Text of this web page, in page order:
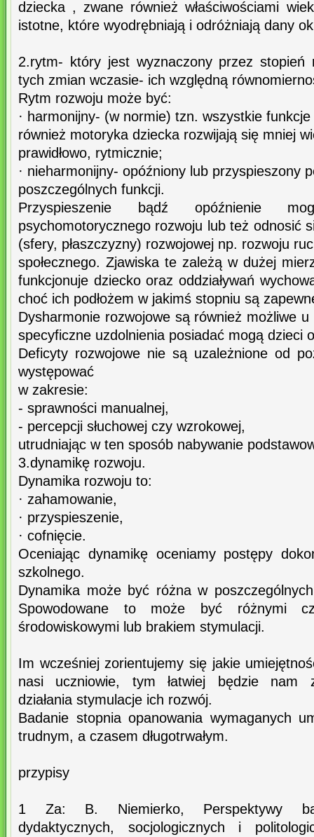
dziecka , zwane również właściwościami
istotne, które wyodrębniają i odróżniają dany
2.rytm- który jest wyznaczony przez stopień
tych zmian wczasie- ich względną
Rytm rozwoju może być:
· harmonijny- (w normie) tzn. wszystkie
również motoryka dziecka rozwijają się mniej
prawidłowo, rytmicznie;
· nieharmonijny- opóźniony lub przyspieszony
poszczególnych funkcji.
Przyspieszenie bądź opóźnienie
psychomotorycznego rozwoju lub też odnosić
(sfery, płaszczyzny) rozwojowej np. rozwoju
społecznego. Zjawiska te zależą w dużej
funkcjonuje dziecko oraz oddziaływań
choć ich podłożem w jakimś stopniu są
Dysharmonie rozwojowe są również możliwe
specyficzne uzdolnienia posiadać mogą dzieci
Deficyty rozwojowe nie są uzależnione od
występować
w zakresie:
- sprawności manualnej,
- percepcji słuchowej czy wzrokowej,
utrudniając w ten sposób nabywanie
3.dynamikę rozwoju.
Dynamika rozwoju to:
· zahamowanie,
· przyspieszenie,
· cofnięcie.
Oceniając dynamikę oceniamy postępy
szkolnego.
Dynamika może być różna w
Spowodowane to może być różnymi
środowiskowymi lub brakiem stymulacji.
Im wcześniej zorientujemy się jakie
nasi uczniowie, tym łatwiej będzie nam
działania stymulacje ich rozwój.
Badanie stopnia opanowania wymaganych
trudnym, a czasem długotrwałym.
przypisy
1 Za: B. Niemierko, Perspektywy
dydaktycznych, socjologicznych i